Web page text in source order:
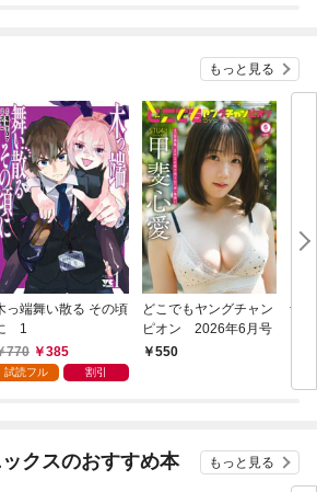
もっと見る
っ端舞い散る その頃
1
770
385
試読フル 割引
どこでもヤングチャン
ピオン 2026年6月号
550
青
クスのおすすめ本 もっと見る